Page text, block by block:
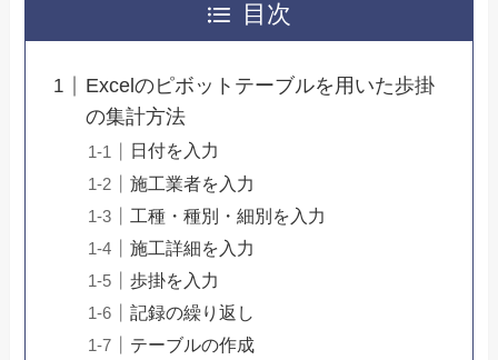
目次
Excelのピボットテーブルを用いた歩掛
の集計方法
日付を入力
施工業者を入力
工種・種別・細別を入力
施工詳細を入力
歩掛を入力
記録の繰り返し
テーブルの作成